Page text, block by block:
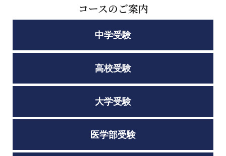
コースのご案内
中学受験
高校受験
大学受験
医学部受験